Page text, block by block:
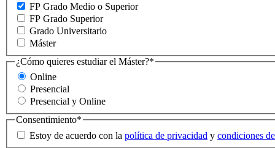
FP Grado Medio o Superior
FP Grado Superior
Grado Universitario
Máster
¿Cómo quieres estudiar el Máster?*
Online
Presencial
Presencial y Online
Consentimiento*
Estoy de acuerdo con la política de privacidad y condiciones